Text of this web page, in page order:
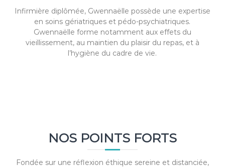
Infirmière diplômée, Gwennaëlle possède une expertise
en soins gériatriques et pédo-psychiatriques.
Gwennaëlle forme notamment aux effets du
vieillissement, au maintien du plaisir du repas, et à
l’hygiène du cadre de vie.
NOS POINTS FORTS
Fondée sur une réflexion éthique sereine et distanciée,